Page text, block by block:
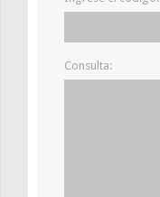
Consulta: